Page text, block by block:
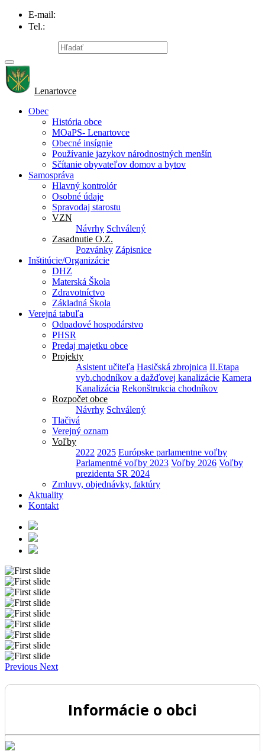
E-mail:
Tel.:
Lenartovce
Obec
História obce
MOaPS- Lenartovce
Obecné insígnie
Používanie jazykov národnostných menšín
Sčítanie obyvateľov domov a bytov
Samospráva
Hlavný kontrolór
Osobné údaje
Spravodaj starostu
VZN
Návrhy Schválený
Zasadnutie O.Z.
Pozvánky Zápisnice
Inštitúcie/Organizácie
DHZ
Materská Škola
Zdravotníctvo
Základná Škola
Verejná tabuľa
Odpadové hospodárstvo
PHSR
Predaj majetku obce
Projekty
Asistent učiteľa Hasičská zbrojnica II.Etapa
vyb.chodníkov a dažďovej kanalizácie Kamera
Kanalizácia Rekonštrukcia chodníkov
Rozpočet obce
Návrhy Schválený
Tlačivá
Verejný oznam
Voľby
2022 2025 Európske parlamentne voľby
Parlamentné voľby 2023 Voľby 2026 Voľby
prezidenta SR 2024
Zmluvy, objednávky, faktúry
Aktuality
Kontakt
Previous Next
Informácie o obci